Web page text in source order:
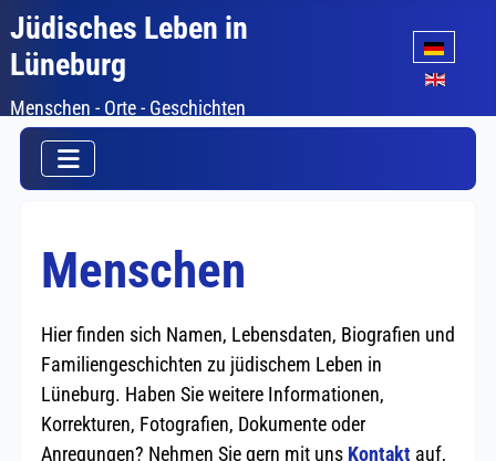
Jüdisches Leben in
Lüneburg
Menschen - Orte - Geschichten
Sprache